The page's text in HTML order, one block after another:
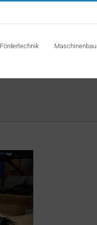
Fördertechnik Maschinenbau